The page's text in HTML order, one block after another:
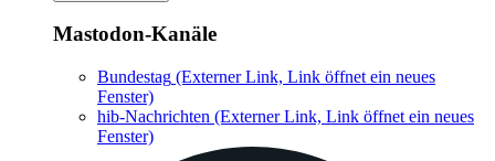
Mastodon-Kanäle
Bundestag (Externer Link, Link öffnet ein neues
Fenster)
hib-Nachrichten (Externer Link, Link öffnet ein neues
Fenster)